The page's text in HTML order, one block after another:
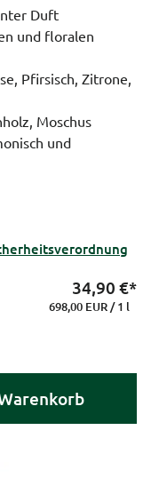
Duft
und floralen
Pfirsisch, Zitrone,
Moschus
und
34,90 €*
698,00 EUR / 1 l